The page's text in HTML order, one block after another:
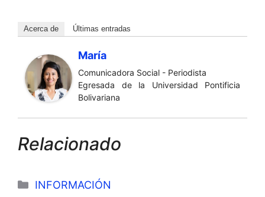
Acerca de Últimas entradas
María
Comunicadora Social - Periodista
Egresada de la Universidad Pontificia
Bolivariana
Relacionado
Categorías
INFORMACIÓN